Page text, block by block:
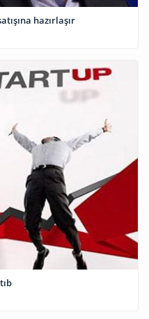
hazırlaşır